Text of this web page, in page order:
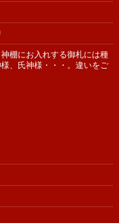
棚にお入れする御札には種
、氏神様・・・。違いをご